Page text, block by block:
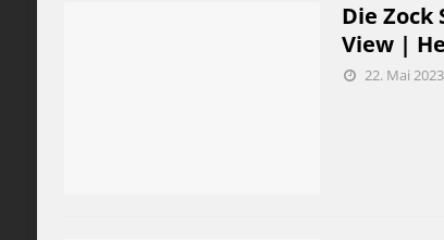
Die Zock
View |
22. Mai 2023